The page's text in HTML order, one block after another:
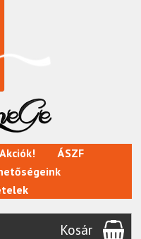
ÁSZF
Kosár